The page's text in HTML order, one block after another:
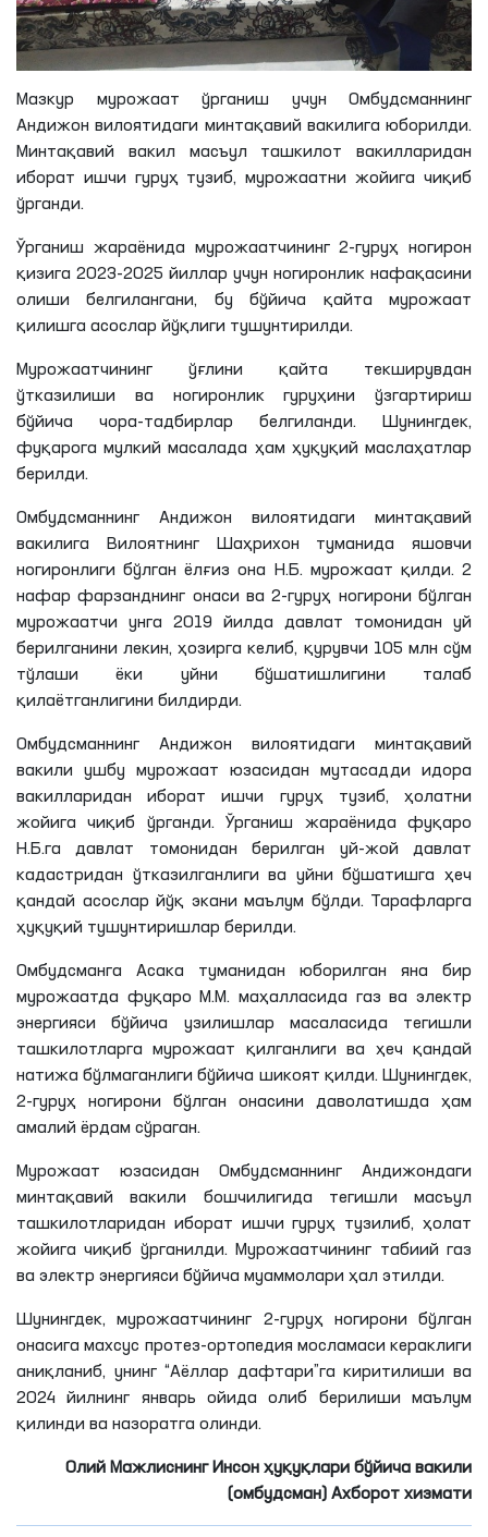
Мазкур мурожаат ўрганиш учун Омбудсманнинг
Андижон вилоятидаги минтақавий вакилига юборилди.
Минтақавий вакил масъул ташкилот вакилларидан
иборат ишчи гуруҳ тузиб, мурожаатни жойига чиқиб
ўрганди.
Ўрганиш жараёнида мурожаатчининг 2-гуруҳ ногирон
қизига 2023-2025 йиллар учун ногиронлик нафақасини
олиши белгилангани, бу бўйича қайта мурожаат
қилишга асослар йўқлиги тушунтирилди.
Мурожаатчининг ўғлини қайта текширувдан
ўтказилиши ва ногиронлик гуруҳини ўзгартириш
бўйича чора-тадбирлар белгиланди. Шунингдек,
фуқарога мулкий масалада ҳам ҳуқуқий маслаҳатлар
берилди.
Омбудсманнинг Андижон вилоятидаги минтақавий
вакилига Вилоятнинг Шаҳрихон туманида яшовчи
ногиронлиги бўлган ёлғиз она
Н.Б. мурожаат қилди. 2
нафар фарзанднинг онаси ва 2-гуруҳ ногирони бўлган
мурожаатчи унга 2019 йилда давлат томонидан уй
берилганини лекин,ҳозирга келиб, қурувчи 105 млн сўм
тўлаши ёки уйни бўшатишлигини талаб
қилаётганлигини билдирди.
Омбудсманнинг Андижон вилоятидаги минтақавий
вакили ушбу мурожаат юзасидан мутасадди идора
вакилларидан иборат ишчи гуруҳ тузиб, ҳолатни
жойига чиқиб ўрганди. Ўрганиш жараёнида фуқаро
Н.Б.га давлат томонидан берилган уй-жой давлат
кадастридан ўтказилганлиги ва уйни бўшатишга ҳеч
қандай асослар йўқ экани маълум бўлди. Тарафларга
ҳуқуқий тушунтиришлар берилди.
Омбудсманга Асака туманидан юборилган яна бир
мурожаатда фуқаро
М.М. маҳалласида газ ва электр
энергияси бўйича узилишлар масаласида тегишли
ташкилотларга мурожаат қилганлиги ва ҳеч қандай
натижа бўлмаганлиги бўйича шикоят қилди. Шунингдек,
2-гуруҳ ногирони бўлган онасини даволатишда ҳам
амалий ёрдам сўраган.
Мурожаат юзасидан Омбудсманнинг Андижондаги
минтақавий вакили бошчилигида тегишли масъул
ташкилотларидан иборат ишчи гуруҳ тузилиб, ҳолат
жойига чиқиб ўрганилди. Мурожаатчининг табиий газ
ва электр энергияси бўйича муаммолари ҳал этилди.
Шунингдек, мурожаатчининг 2-гуруҳ ногирони бўлган
онасига махсус протез-ортопедия мосламаси кераклиги
аниқланиб, унинг “Аёллар дафтари”га киритилиши ва
2024 йилнинг январь ойида олиб берилиши маълум
қилинди ва назоратга олинди.
Олий Мажлиснинг Инсон ҳуқуқлари бўйича вакили
(омбудсман) Ахборот хизмати